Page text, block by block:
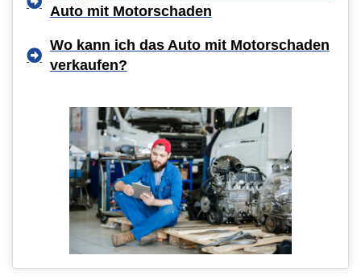
Auto mit Motorschaden
Wo kann ich das Auto mit Motorschaden
verkaufen?